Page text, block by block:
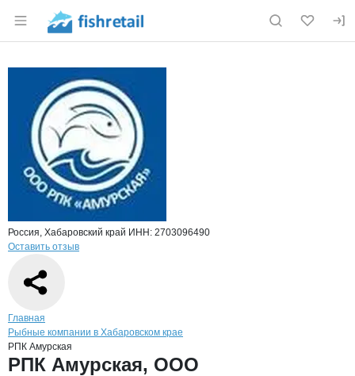
Раздел навигации по сайту fishretail.ru
Страница компании
Краткая информация о компании
Россия, Хабаровский край ИНН: 2703096490
Оставить отзыв
Навигация по сайту
Главная
Рыбные компании в Хабаровском крае
РПК Амурская
Основная информация о компании
РПК Амурская, ООО